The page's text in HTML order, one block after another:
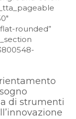
rounded”
di strumenti